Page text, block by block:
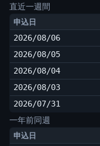
直近一週間
申込日
2026/08/06
2026/08/05
2026/08/04
2026/08/03
2026/07/31
一年前同週
申込日